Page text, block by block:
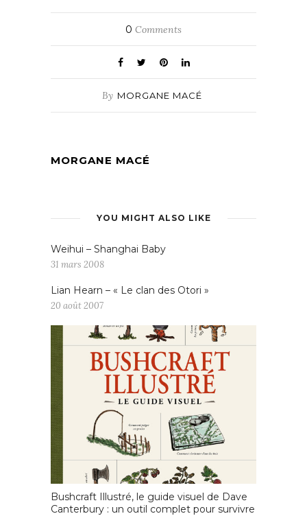
0 Comments
By MORGANE MACÉ
MORGANE MACÉ
YOU MIGHT ALSO LIKE
Weihui – Shanghai Baby
31 mars 2008
Lian Hearn – « Le clan des Otori »
20 août 2007
Bushcraft Illustré, le guide visuel de Dave
Canterbury : un outil complet pour survivre